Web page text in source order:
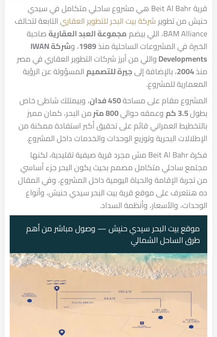
قرية Beit Al Bahr هي مشروع ساحلي متكامل في سيدي
حنيش من تطوير شركة بيت البحر للتطوير العقاريالتابعة لتحالف
BAM Alliance، اللي بيضم
مجموعة العبد العقاريةصاحبة
الخبرة في المشروعات الساحلية منذ
، و
شركة IWAN
Developmentsواللي من أبرز شركات التطوير العقاري في مصر
منذ
، بالإضافة إلىجيرة للتصميمالمسؤولة عن الرؤية
المعمارية للمشروع.
المشروع مقام على مساحة
، وبيمتلك شاطئ خاص
بطول
وعمقه حوالي
من البحر، كمان مميز
بالتخطيط العمراني قائم على تحقيق أكبر استفادة ممكنة من
الإطلالات البحرية وتوزيع الوحدات والخدمات داخل المشروع.
فكرة Beit Al Bahr مش مجرد قرية صيفية تقليدية، لكنها
مجتمع ساحلي متكامل مصمم بحيث يكون البحر جزء أساسي
من تجربة الإقامة والحياة اليومية داخل المشروع، وفي المقال
ده هنتعرف على موقع قرية بيت البحر سيدي حنيش، وأنواع
الوحدات، والأسعار، وأنظمة السداد.
موقع بيت البحر سيدي حنيش — وصول مباشر من أهم
طرق الساحل الشمالي